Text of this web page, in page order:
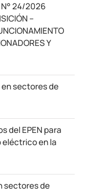
N° 24/2026
–
Y
sectores de
del EPEN para
eléctrico en la
sectores de